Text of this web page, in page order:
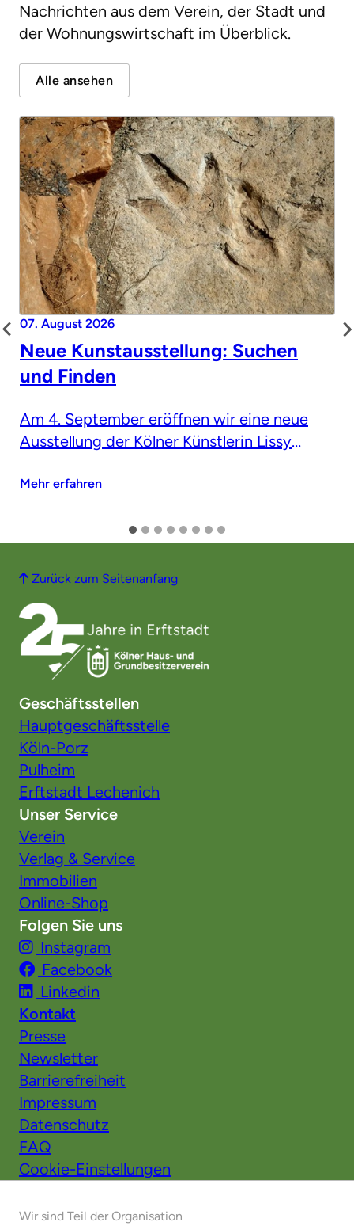
Nachrichten aus dem Verein, der Stadt und
der Wohnungswirtschaft im Überblick.
Alle ansehen
07. August 2026
Neue Kunstausstellung: Suchen
und Finden
Am 4. September eröffnen wir eine neue
Ausstellung der Kölner Künstlerin Lissy
Mehr erfahren
Zurück zum Seitenanfang
Geschäftsstellen
Hauptgeschäftsstelle
Köln-Porz
Pulheim
Erftstadt Lechenich
Unser Service
Verein
Verlag & Service
Immobilien
Online-Shop
Folgen Sie uns
Instagram
Facebook
Linkedin
Kontakt
Presse
Newsletter
Barrierefreiheit
Impressum
Datenschutz
FAQ
Cookie-Einstellungen
Wir sind Teil der Organisation